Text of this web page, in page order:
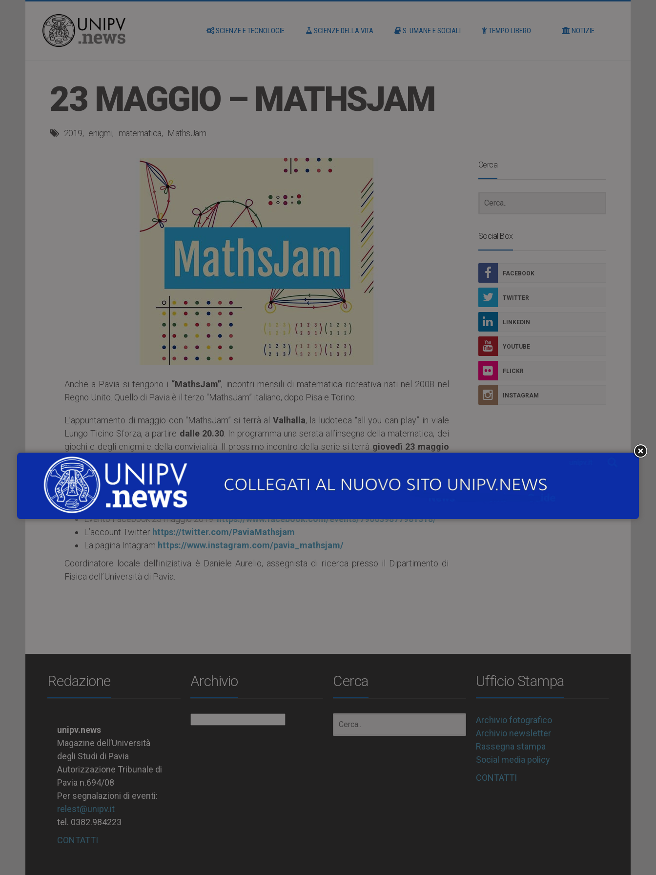
SCIENZE E TECNOLOGIE SCIENZE DELLA VITA S. UMANE E SOCIALI TEMPO LIBERO NOTIZIE
23 MAGGIO – MATHSJAM
2019 enigmi matematica MathsJam
Anche a Pavia si tengono i “MathsJam”, incontri mensili di matematica ricreativa nati nel 2008 nel
Regno Unito. Quello di Pavia è il terzo “MathsJam” italiano, dopo Pisa e Torino.
L’appuntamento di maggio con “MathsJam” si terrà al Valhalla, la ludoteca “all you can play” in viale
Lungo Ticino Sforza, a partire dalle 20.30. In programma una serata all’insegna della matematica, dei
giochi e degli enigmi e della convivialità. Il prossimo incontro della serie si terrà giovedì 23 maggio
2019.
È possibile seguire l’iniziativa tramite:
La pagina Facebookhttps://www.facebook.com/PaviaMathsJam/
Evento Facebook 23 maggio 2019:https://www.facebook.com/events/790639877981318/
L’account Twitter https://twitter.com/PaviaMathsjam
La pagina Intagram https://www.instagram.com/pavia_mathsjam/
Coordinatore locale dell’iniziativa è Daniele Aurelio, assegnista di ricerca presso il Dipartimento di
Fisica dell’Università di Pavia.
Cerca
Social Box
FACEBOOK
TWITTER
LINKEDIN
YOUTUBE
FLICKR
INSTAGRAM
Redazione
unipv.news
Magazine dell’Università
degli Studi di Pavia
Autorizzazione Tribunale di
Pavia n.694/08
Per segnalazioni di eventi:
relest@unipv.it
tel. 0382.984223
CONTATTI
Archivio Cerca Ufficio Stampa
Archivio fotografico
Archivio newsletter
Rassegna stampa
Social media policy
CONTATTI